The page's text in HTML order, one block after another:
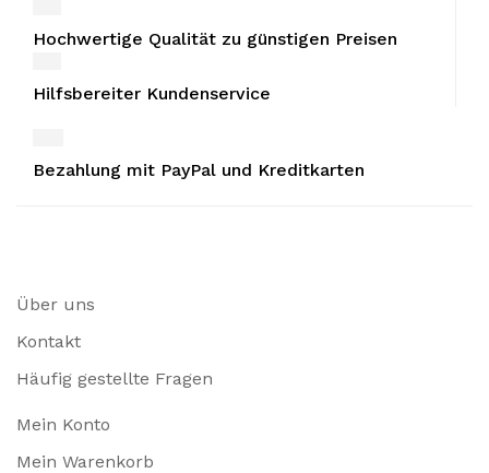
Hochwertige Qualität zu günstigen Preisen
Hilfsbereiter Kundenservice
Bezahlung mit PayPal und Kreditkarten
Über uns
Kontakt
Häufig gestellte Fragen
Mein Konto
Mein Warenkorb